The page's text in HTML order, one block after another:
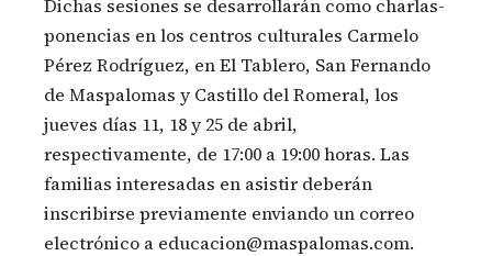
Dichas sesiones se desarrollarán como charlas-
ponencias en los centros culturales Carmelo
Pérez Rodríguez, en El Tablero, San Fernando
de Maspalomas y Castillo del Romeral, los
jueves días 11, 18 y 25 de abril,
respectivamente, de 17:00 a 19:00 horas. Las
familias interesadas en asistir deberán
inscribirse previamente enviando un correo
electrónico a educacion@maspalomas.com.